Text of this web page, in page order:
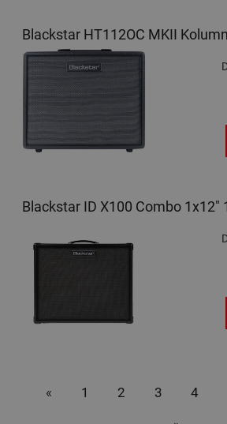
Blackstar HT112OC MKII
Blackstar ID X100 Combo 1x12"
« 1 2 3 4